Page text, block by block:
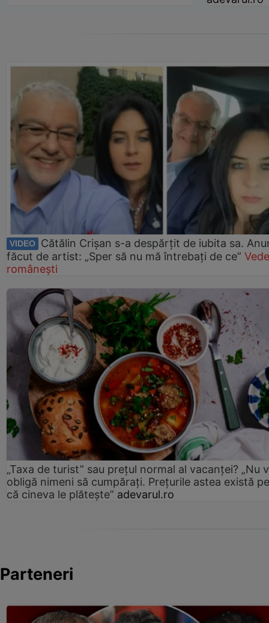
VIDEO
Cătălin Crișan s-a despărțit de iubita sa.
făcut de artist: „Sper să nu mă întrebați de ce”
românești
„Taxa de turist” sau prețul normal al vacanței? „Nu
obligă nimeni să cumpărați. Prețurile astea există
că cineva le plătește” adevarul.ro
Parteneri